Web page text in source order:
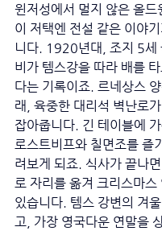
윈저성에서 멀지 않은 올드
이 저택엔 전설 같은 이야
니다. 1920년대, 조지 5세
비가 템스강을 따라 배를
다는 기록이죠. 르네상스
래, 육중한 대리석 벽난로
잡아줍니다. 긴 테이블에
로스트비프와 칠면조를 즐
려보게 되죠. 식사가 끝나
로 자리를 옮겨 크리스마스
있습니다. 템스 강변의 겨
고, 가장 영국다운 연말을